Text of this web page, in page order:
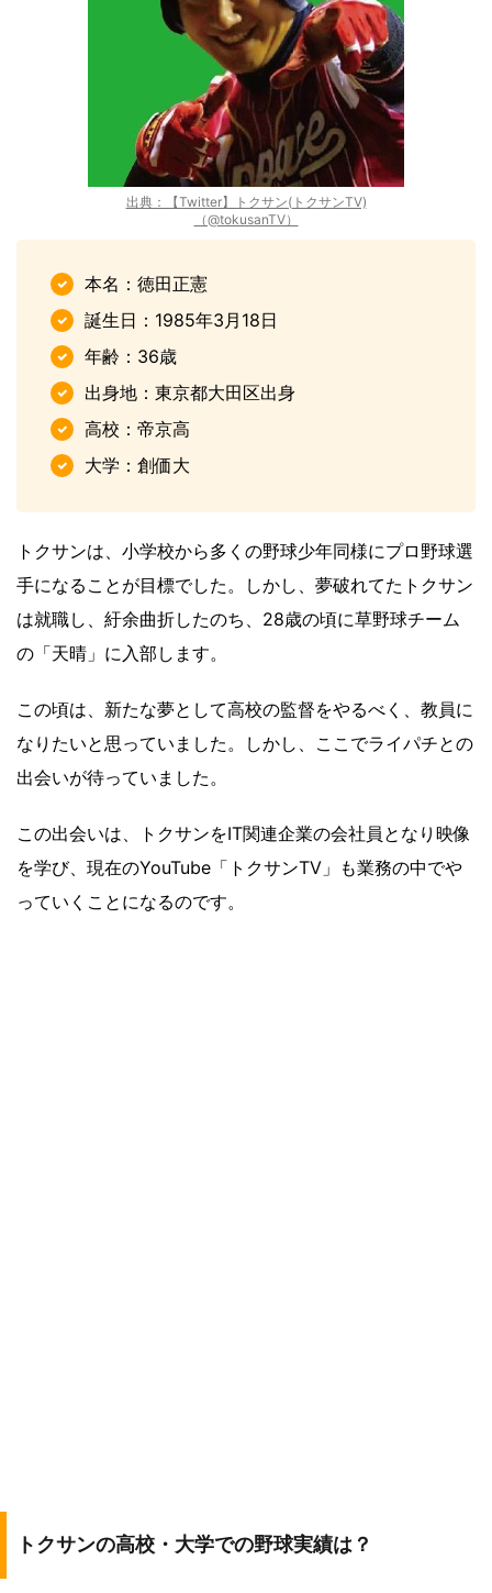
出典：【Twitter】トクサン(トクサンTV)
（@tokusanTV）
本名：徳田正憲
誕生日：1985年3月18日
年齢：36歳
出身地：東京都大田区出身
高校：帝京高
大学：創価大
トクサンは、小学校から多くの野球少年同様にプロ野球選
手になることが目標でした。しかし、夢破れてたトクサン
は就職し、紆余曲折したのち、28歳の頃に草野球チーム
の「天晴」に入部します。
この頃は、新たな夢として高校の監督をやるべく、教員に
なりたいと思っていました。しかし、ここでライパチとの
出会いが待っていました。
この出会いは、トクサンをIT関連企業の会社員となり映像
を学び、現在のYouTube「トクサンTV」も業務の中でや
っていくことになるのです。
トクサンの高校・大学での野球実績は？